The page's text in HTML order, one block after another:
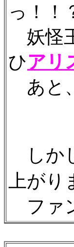
っ！！
妖怪
ひアリ
あと
しか
上が
ファ